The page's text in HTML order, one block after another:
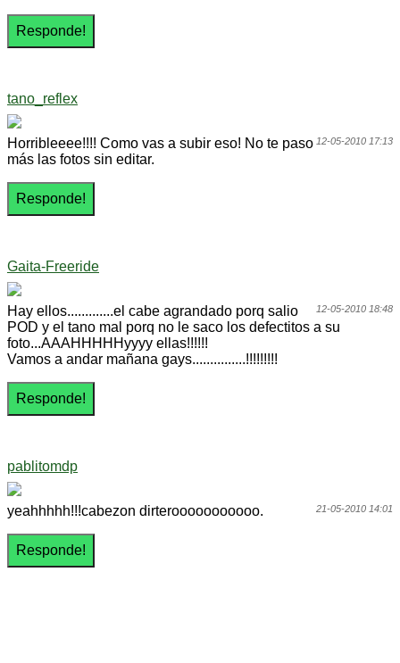
tano_reflex
12-05-2010 17:13
Horribleeee!!!! Como vas a subir eso! No te paso
más las fotos sin editar.
Gaita-Freeride
12-05-2010 18:48
Hay ellos.............el cabe agrandado porq salio
POD y el tano mal porq no le saco los defectitos a su
foto...AAAHHHHHyyyy ellas!!!!!!
Vamos a andar mañana gays...............!!!!!!!!!
pablitomdp
21-05-2010 14:01
yeahhhhh!!!cabezon dirterooooooooooo.